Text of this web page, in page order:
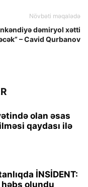
Növbəti məqalədə
dəmiryol xətti
– Cavid Qurbanov
olan əsas
qaydası ilə
İNSİDENT:
həbs olundu